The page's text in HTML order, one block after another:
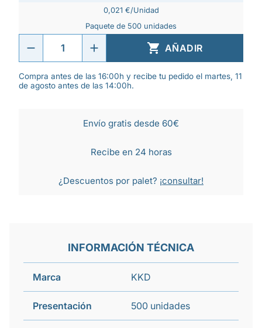
0,021 €/Unidad
Paquete de 500 unidades
 AÑADIR
Compra antes de las 16:00h y recibe tu pedido el martes, 11
de agosto antes de las 14:00h.
Envío gratis desde 60€
Recibe en 24 horas
¿Descuentos por palet? ¡consultar!
INFORMACIÓN TÉCNICA
Marca KKD
Presentación 500 unidades